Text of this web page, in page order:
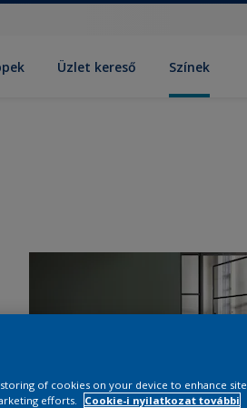
Üzlet kereső Színek
of cookies on your device to enhance site
efforts.
Cookie-i nyilatkozat további